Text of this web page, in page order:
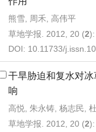
熊雪, 周禾, 高伟平
草地学报. 2012, 20 (2
DOI: 10.11733/
干旱胁迫和复水对
响
高悦, 朱永铸, 杨志民,
草地学报. 2012, 20 (2